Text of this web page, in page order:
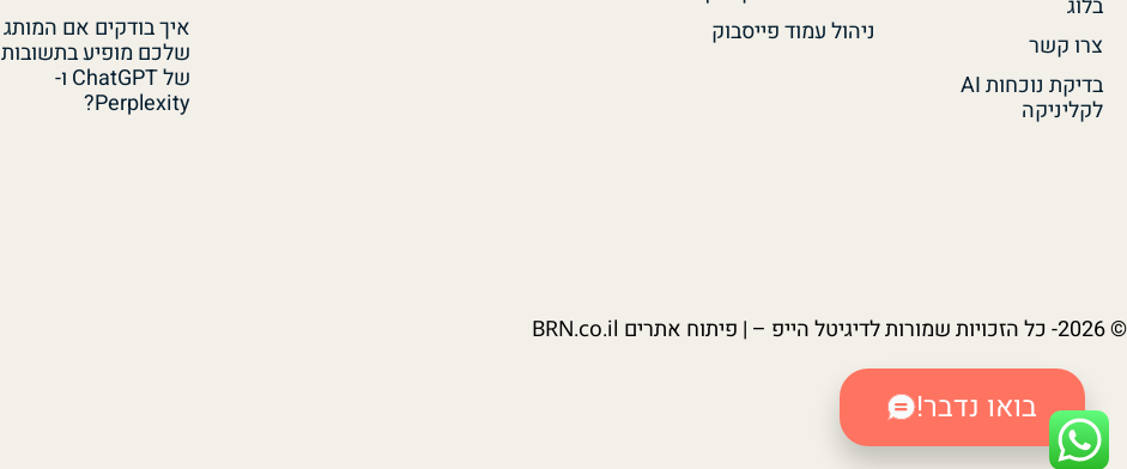
בואו נדבר!
צרו קשר
בדיקת נוכחות AI
לקליניקה
ניהול עמוד פייסבוק
איך בודקים אם המותג
שלכם מופיע בתשובות
של ChatGPT ו-
Perplexity?
© 2026- כל הזכויות שמורות לדיגיטל הייפ – | פיתוח אתרים BRN.co.il